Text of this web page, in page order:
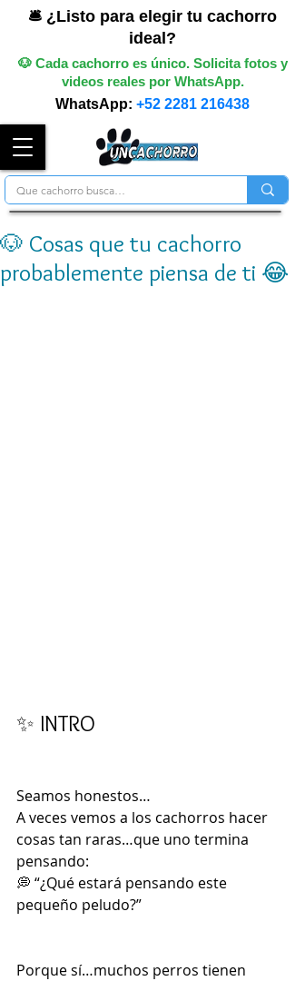
🛎️ ¿Listo para elegir tu cachorro
ideal?
🐶 Cada cachorro es único. Solicita fotos y
videos reales por WhatsApp.
WhatsApp: +52 2281 216438
🐶 Cosas que tu cachorro
probablemente piensa de ti 😂
✨ INTRO
Seamos honestos…
A veces vemos a los cachorros hacer
cosas tan raras…que uno termina
pensando:
💭 “¿Qué estará pensando este
pequeño peludo?”
Porque sí…muchos perros tienen